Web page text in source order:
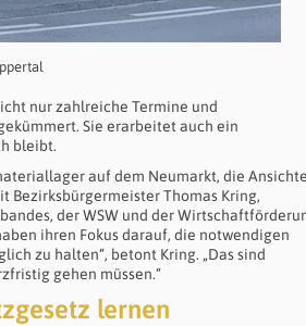
nur zahlreiche Termine und
Sie erarbeitet auch ein
bleibt.
auf dem Neumarkt, die
Bezirksbürgermeister Thomas Kring,
der WSW und der
ihren Fokus darauf, die notwendigen
zu halten“, betont Kring. „Das sind
gehen müssen.“
lernen